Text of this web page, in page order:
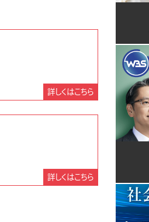
詳しくはこちら
詳しくはこちら